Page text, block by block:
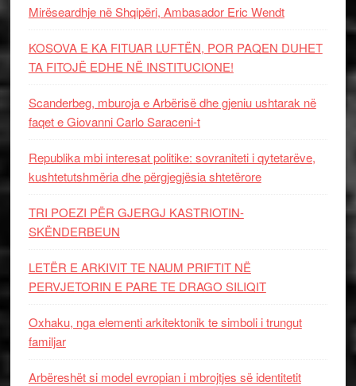
Mirëseardhje në Shqipëri, Ambasador Eric Wendt
KOSOVA E KA FITUAR LUFTËN, POR PAQEN DUHET
TA FITOJË EDHE NË INSTITUCIONE!
Scanderbeg, mburoja e Arbërisë dhe gjeniu ushtarak në
faqet e Giovanni Carlo Saraceni-t
Republika mbi interesat politike: sovraniteti i qytetarëve,
kushtetutshmëria dhe përgjegjësia shtetërore
TRI POEZI PËR GJERGJ KASTRIOTIN-
SKËNDERBEUN
LETËR E ARKIVIT TE NAUM PRIFTIT NË
PERVJETORIN E PARE TE DRAGO SILIQIT
Oxhaku, nga elementi arkitektonik te simboli i trungut
familjar
Arbëreshët si model evropian i mbrojtjes së identitetit